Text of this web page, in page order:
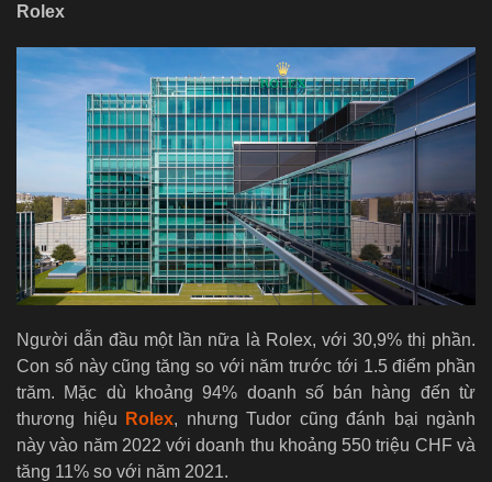
Rolex
Người dẫn đầu một lần nữa là Rolex, với 30,9% thị phần.
Con số này cũng tăng so với năm trước tới 1.5 điểm phần
trăm. Mặc dù khoảng 94% doanh số bán hàng đến từ
thương hiệu
Rolex, nhưng Tudor cũng đánh bại ngành
này vào năm 2022 với doanh thu khoảng 550 triệu CHF và
tăng 11% so với năm 2021.